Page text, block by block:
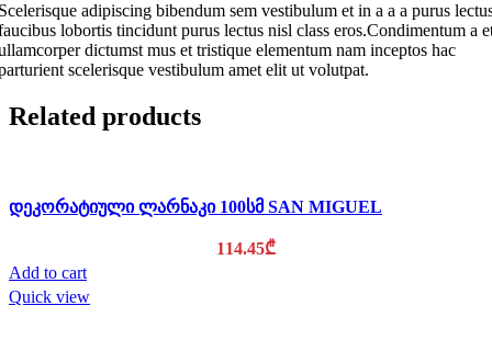
adipiscing bibendum sem vestibulum et in a a a purus
lobortis tincidunt purus lectus nisl class eros.Condimentum a
dictumst mus et tristique elementum nam inceptos hac
scelerisque vestibulum amet elit ut volutpat.
Related products
დეკორატიული ლარნაკი 100სმ SAN MIGUEL
114.45₾
Add to cart
Quick view